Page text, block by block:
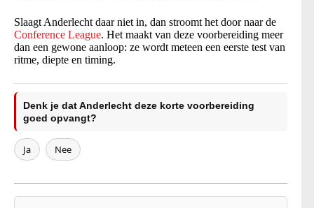
Slaagt Anderlecht daar niet in, dan stroomt het door naar de
Conference League. Het maakt van deze voorbereiding meer
dan een gewone aanloop: ze wordt meteen een eerste test van
ritme, diepte en timing.
Denk je dat Anderlecht deze korte voorbereiding
goed opvangt?
Ja Nee